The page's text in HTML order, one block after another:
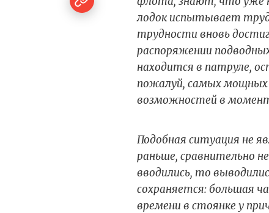
лодок испытывает
трудности вновь
распоряжении
находится в патруле,
пожалуй, самых мощных
возможностей в
Подобная ситуация не
раньше, сравнительно
вводились, то
сохраняется: большая
времени в стоянке у